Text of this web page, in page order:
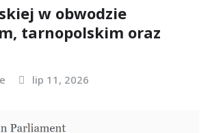
w obwodzie
tarnopolskim oraz
lip 11, 2026